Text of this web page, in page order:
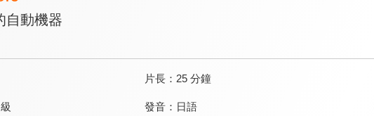
動機器
片長： 25 分鐘
發音： 日語